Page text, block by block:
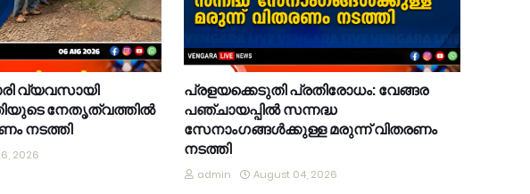
വ്യവസായി
നേതൃത്വത്തിൽ
നടത്തി
2026
പ്രളയക്കെടുതി പ്രതിരോധം: വേങ്ങര
പഞ്ചായപ്പിൽ സന്നദ്ധ
സേനാംഗങ്ങൾക്കുള്ള മരുന്ന് വിതരണം
നടത്തി
admin August 04, 2026